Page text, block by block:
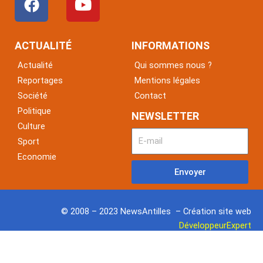
a
c
e
o
o
k
o
u
ACTUALITÉ
Actualité
Reportages
Société
Politique
Culture
Sport
Economie
INFORMATIONS
Qui sommes nous ?
Mentions légales
Contact
NEWSLETTER
Envoyer
© 2008 – 2023 NewsAntilles – Création site web
DéveloppeurExpert